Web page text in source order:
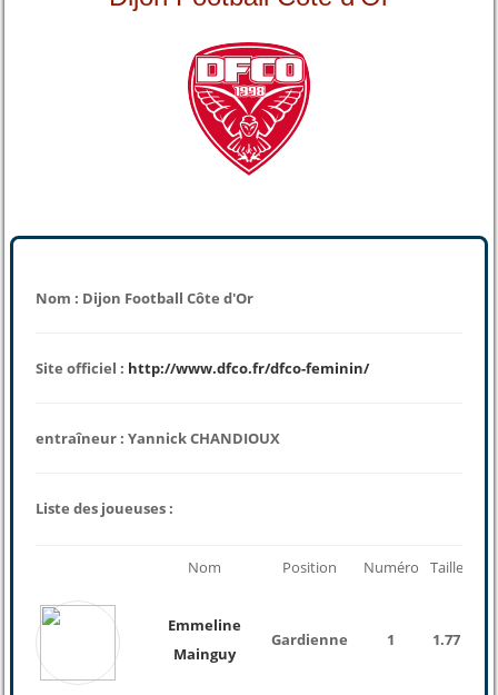
Nom : Dijon Football Côte d'Or
Site officiel : http://www.dfco.fr/dfco-feminin/
entraîneur : Yannick CHANDIOUX
Liste des joueuses :
Nom Position Numéro Taille
Emmeline
Mainguy
Gardienne 1 1.77